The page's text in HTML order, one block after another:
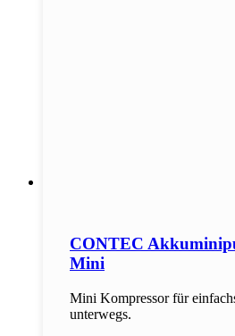
CONTEC
Mini
Mini Kompressor für
unterwegs.